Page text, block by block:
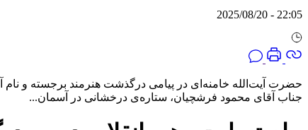
22:05 - 2025/08/20
حضرت آیت‌الله خامنه‌ای در پیامی درگذشت هنرمند برجسته و نام
جناب آقای محمود فرشچیان، ستاره‌ی درخشانی در آسمان...